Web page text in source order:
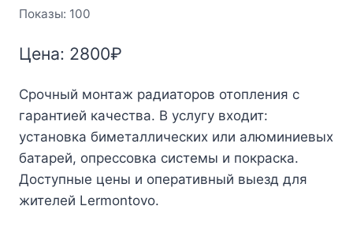
Показы: 100
Цена: 2800₽
Срочный монтаж радиаторов отопления с
гарантией качества. В услугу входит:
установка биметаллических или алюминиевых
батарей, опрессовка системы и покраска.
Доступные цены и оперативный выезд для
жителей Lermontovo.